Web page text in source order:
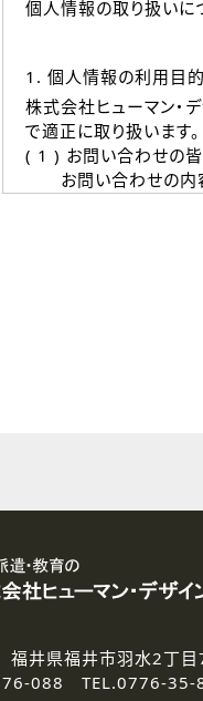
個人情報の取り扱いに
1. 個人情報の利用目的
株式会社ヒューマン・
で適正に取り扱います。
( 1 ) お問い合わせの
お問い合わせの内容
本登録に関するご連
なお、ご連絡手段は
3.個人情報の取り扱い
弊社の定める個人情報
4.個人情報の開示等に
ご提供いただいた個人
福井県福井市羽水2丁
088 TEL.0776-35-